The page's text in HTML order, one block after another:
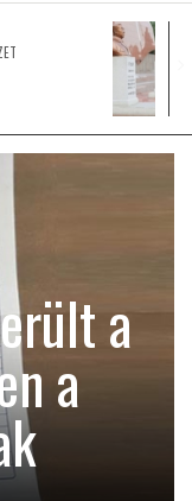
a
a